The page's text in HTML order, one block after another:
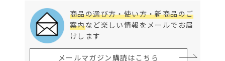
商品の選び方・使い方・新商品のご
案内など楽しい情報をメールでお届
けします
メールマガジン購読はこちら